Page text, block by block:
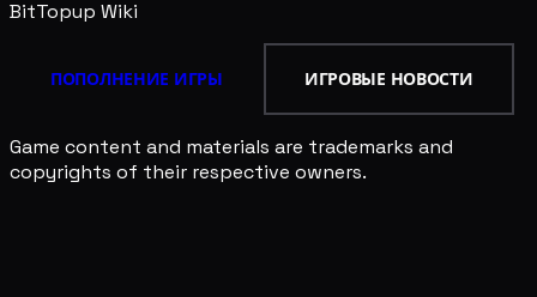
BitTopup Wiki
ПОПОЛНЕНИЕ ИГРЫ ИГРОВЫЕ НОВОСТИ
Game content and materials are trademarks and
copyrights of their respective owners.